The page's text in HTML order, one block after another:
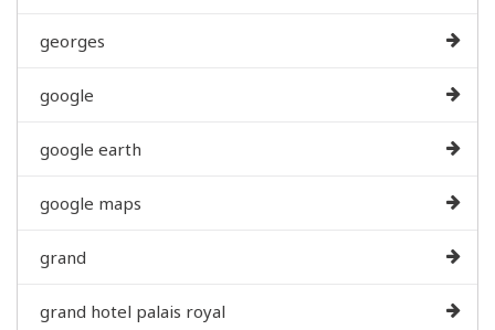
georges
google
google earth
google maps
grand
grand hotel palais royal